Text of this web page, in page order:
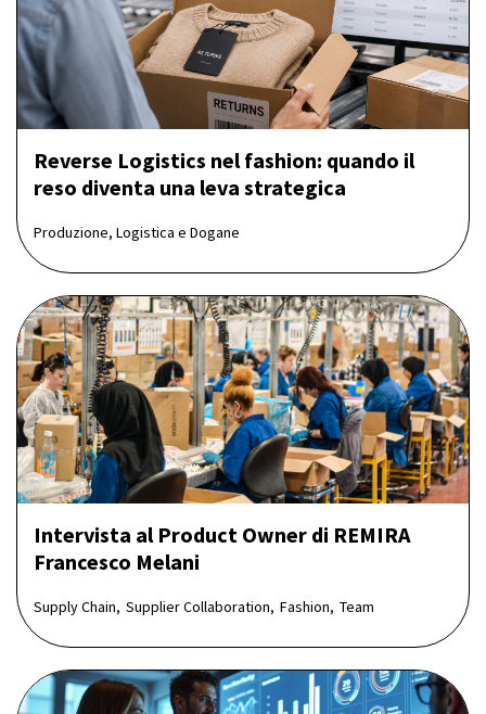
Reverse Logistics nel fashion: quando il
reso diventa una leva strategica
Produzione, Logistica e Dogane
Intervista al Product Owner di REMIRA
Francesco Melani
Supply Chain, Supplier Collaboration, Fashion, Team